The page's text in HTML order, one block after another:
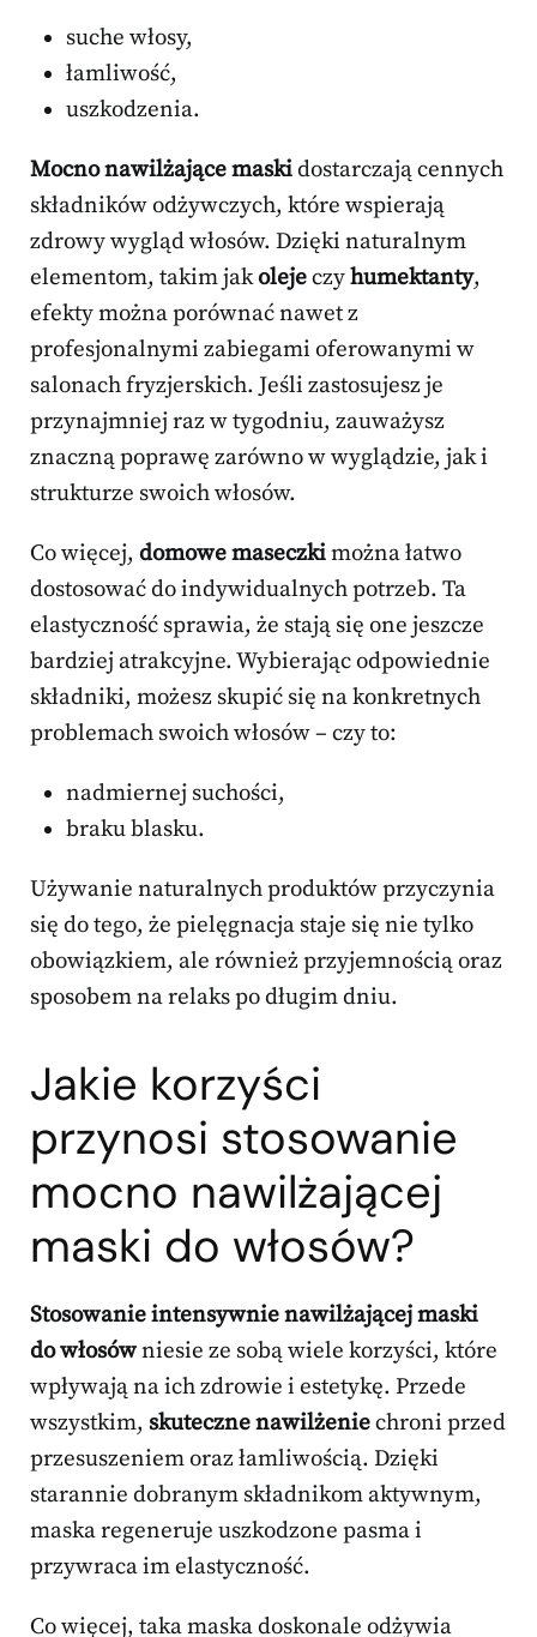
suche włosy,
łamliwość,
uszkodzenia.
Mocno nawilżające maskidostarczają cennych
składników odżywczych, które wspierają
zdrowy wygląd włosów. Dzięki naturalnym
elementom, takim jakolejeczyhumektanty,
efekty można porównać nawet z
profesjonalnymi zabiegami oferowanymi w
salonach fryzjerskich. Jeśli zastosujesz je
przynajmniej raz w tygodniu, zauważysz
znaczną poprawę zarówno w wyglądzie, jak i
strukturze swoich włosów.
Co więcej, domowe maseczkimożna łatwo
dostosować do indywidualnych potrzeb. Ta
elastyczność sprawia, że stają się one jeszcze
bardziej atrakcyjne. Wybierając odpowiednie
składniki, możesz skupić się na konkretnych
problemach swoich włosów – czy to:
nadmiernej suchości,
braku blasku.
Używanie naturalnych produktów przyczynia
się do tego, że pielęgnacja staje się nie tylko
obowiązkiem, ale również przyjemnością oraz
sposobem na relaks po długim dniu.
Jakie korzyści
przynosi stosowanie
mocno nawilżającej
maski do włosów?
Stosowanie intensywnie nawilżającej maski
do włosówniesie ze sobą wiele korzyści, które
wpływają na ich zdrowie i estetykę. Przede
wszystkim, skuteczne nawilżeniechroni przed
przesuszeniem oraz łamliwością. Dzięki
starannie dobranym składnikom aktywnym,
maska regeneruje uszkodzone pasma i
przywraca im elastyczność.
Co więcej, taka maska doskonale odżywia